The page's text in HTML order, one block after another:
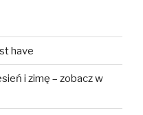
have
i zimę – zobacz w